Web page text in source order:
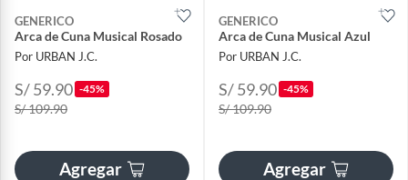
GENERICO
Arca de Cuna Musical Rosado
Por URBAN J.C.
S/ 59.90 -45%
S/ 109.90
Agregar
GENERICO
Arca de Cuna Musical Azul
Por URBAN J.C.
S/ 59.90 -45%
S/ 109.90
Agregar